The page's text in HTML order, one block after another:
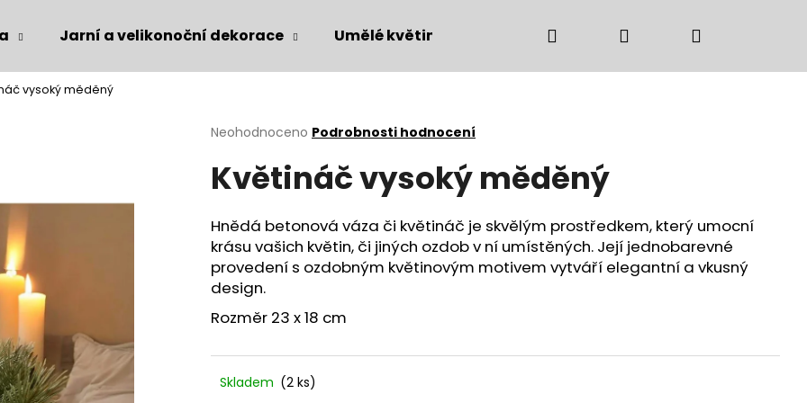
Jarní a velikonoční dekorace Umělé květiny Bytové doplňky Podzimní
Přihlášení
vysoký měděný
Průměrné
produktu
je
z
5
hvězdiček.
Neohodnoceno Podrobnosti hodnocení
Květináč vysoký měděný
Hnědá betonová váza či květináč je skvělým prostředkem, který umocní
krásu vašich květin, či jiných ozdob v ní umístěných. Její jednobarevné
provedení s ozdobným květinovým motivem vytváří elegantní a vkusný
design.
Rozměr 23 x 18 cm
Skladem (2 ks)
Co potřebujete najít?
HLEDAT
Následující